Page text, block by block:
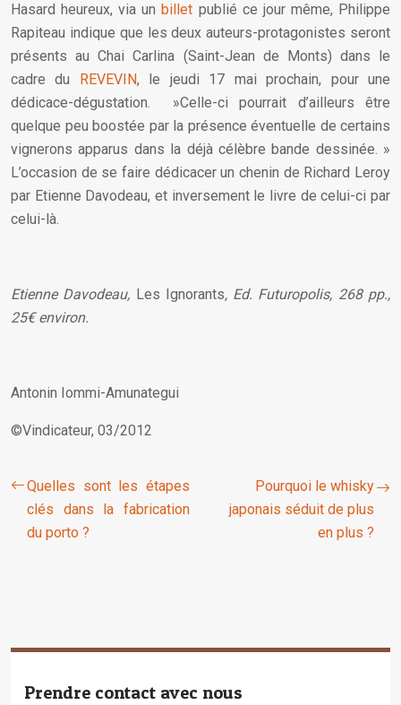
Hasard heureux, via unbillet publié ce jour même, Philippe
Rapiteau indique que les deux auteurs-protagonistes seront
présents au Chai Carlina (Saint-Jean de Monts) dans le
cadre du REVEVIN, le jeudi 17 mai prochain, pour une
dédicace-dégustation. »Celle-ci pourrait d’ailleurs être
quelque peu boostée par la présence éventuelle de certains
vignerons apparus dans la déjà célèbre bande dessinée. »
L’occasion de se faire dédicacer un chenin de Richard Leroy
par Etienne Davodeau, et inversement le livre de celui-ci par
celui-là.
Etienne Davodeau, Les Ignorants, Ed. Futuropolis, 268 pp.,
25€ environ.
Antonin Iommi-Amunategui
©Vindicateur, 03/2012
Quelles sont les étapes
clés dans la fabrication
du porto ?
Pourquoi le whisky
japonais séduit de plus
en plus ?
Prendre contact avec nous